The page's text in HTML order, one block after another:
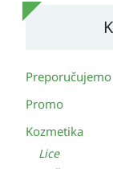
Preporučujemo
Promo
Kozmetika
Lice